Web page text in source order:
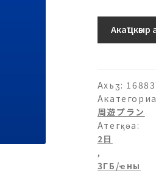
イ
パ
ン-3ГБ/
日-2
日
Акаҵкәыр
Ахьӡ:
周遊プラン
Атегқәа:
2日
,
3ГБ/ҽны